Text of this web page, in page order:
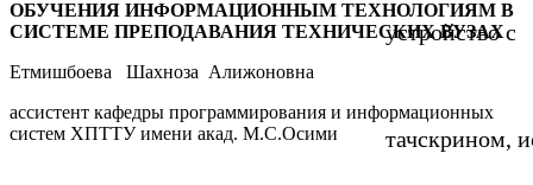
устройство с
тачскрином,
ОБУЧЕНИЯ ИНФОРМАЦИОННЫМ ТЕХНОЛОГИЯМ В
СИСТЕМЕ ПРЕПОДАВАНИЯ ТЕХНИЧЕСКИХ ВУЗАХ
Етмишбоева Шахноза Алижоновна
ассистент кафедры программирования и информационных
систем ХПТТУ имени акад. М.С.Осими